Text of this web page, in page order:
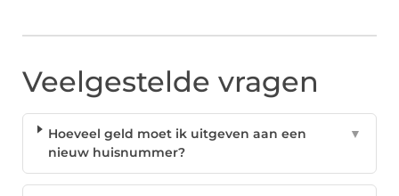
Veelgestelde vragen
Hoeveel geld moet ik uitgeven aan een
nieuw huisnummer?
▼